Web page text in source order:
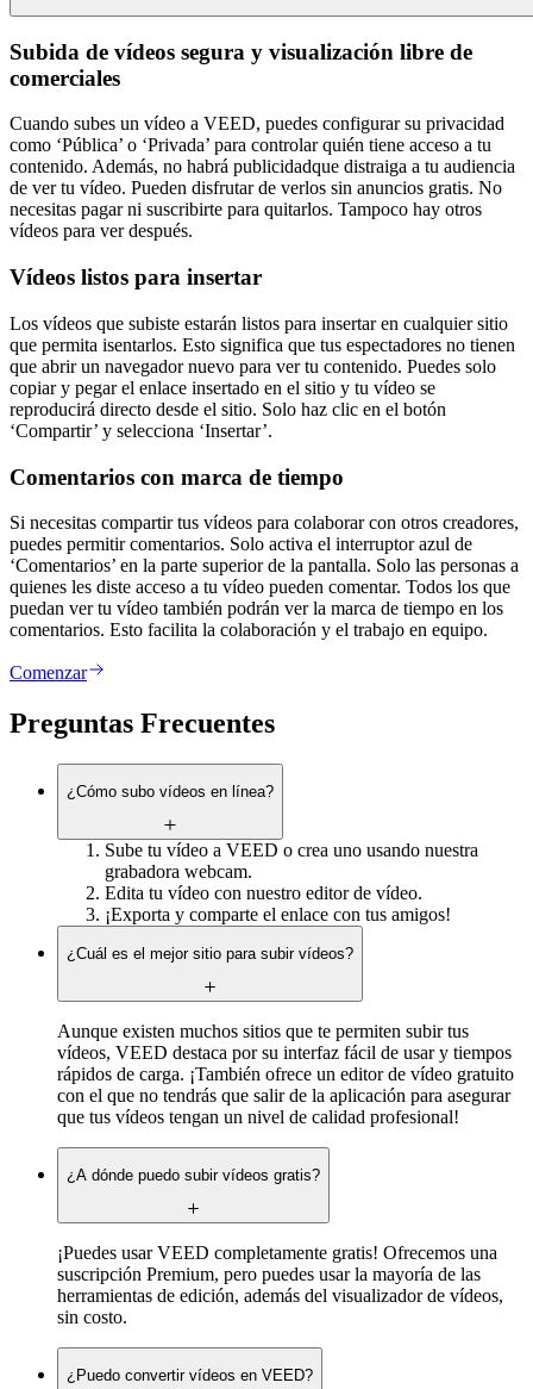
Subida de vídeos segura y visualización libre de
comerciales
Cuando subes un vídeo a VEED, puedes configurar su privacidad
como ‘Pública’ o ‘Privada’ para controlar quién tiene acceso a tu
contenido. Además, no habrá publicidadque distraiga a tu audiencia
de ver tu vídeo. Pueden disfrutar de verlos sin anuncios gratis. No
necesitas pagar ni suscribirte para quitarlos. Tampoco hay otros
vídeos para ver después.
Vídeos listos para insertar
Los vídeos que subiste estarán listos para insertar en cualquier sitio
que permita isentarlos. Esto significa que tus espectadores no tienen
que abrir un navegador nuevo para ver tu contenido. Puedes solo
copiar y pegar el enlace insertado en el sitio y tu vídeo se
reproducirá directo desde el sitio. Solo haz clic en el botón
‘Compartir’ y selecciona ‘Insertar’.
Comentarios con marca de tiempo
Si necesitas compartir tus vídeos para colaborar con otros creadores,
puedes permitir comentarios. Solo activa el interruptor azul de
‘Comentarios’ en la parte superior de la pantalla. Solo las personas a
quienes les diste acceso a tu vídeo pueden comentar. Todos los que
puedan ver tu vídeo también podrán ver la marca de tiempo en los
comentarios. Esto facilita la colaboración y el trabajo en equipo.
Comenzar
Preguntas Frecuentes
¿Cómo subo vídeos en línea?
Sube tu vídeo a VEED o crea uno usando nuestra
grabadora webcam.
Edita tu vídeo con nuestro editor de vídeo.
¡Exporta y comparte el enlace con tus amigos!
¿Cuál es el mejor sitio para subir vídeos?
Aunque existen muchos sitios que te permiten subir tus
vídeos, VEED destaca por su interfaz fácil de usar y tiempos
rápidos de carga. ¡También ofrece un editor de vídeo gratuito
con el que no tendrás que salir de la aplicación para asegurar
que tus vídeos tengan un nivel de calidad profesional!
¿A dónde puedo subir vídeos gratis?
¡Puedes usar VEED completamente gratis! Ofrecemos una
suscripción Premium, pero puedes usar la mayoría de las
herramientas de edición, además del visualizador de vídeos,
sin costo.
¿Puedo convertir vídeos en VEED?